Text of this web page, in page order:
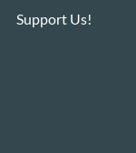
Support Us!